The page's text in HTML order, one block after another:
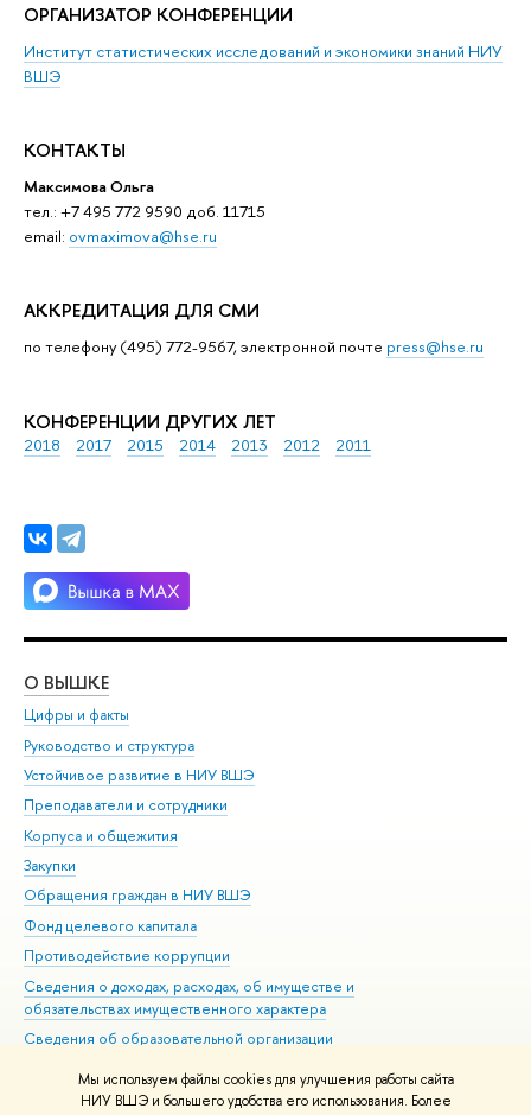
Мы используем файлы cookies для улучшения работы сайта
НИУ ВШЭ и большего удобства его использования. Более
ОРГАНИЗАТОР КОНФЕРЕНЦИИ
Институт статистических исследований и экономики знаний НИУ
ВШЭ
КОНТАКТЫ
Максимова Ольга
тел.: +7 495 772 9590 доб. 11715
email: ovmaximova@hse.ru
АККРЕДИТАЦИЯ ДЛЯ СМИ
по телефону (495) 772-9567, электронной почте press@hse.ru
КОНФЕРЕНЦИИ ДРУГИХ ЛЕТ
2018 2017 2015 2014 2013 2012 2011
О ВЫШКЕ
Цифры и факты
Руководство и структура
Устойчивое развитие в НИУ ВШЭ
Преподаватели и сотрудники
Корпуса и общежития
Закупки
Обращения граждан в НИУ ВШЭ
Фонд целевого капитала
Противодействие коррупции
Сведения о доходах, расходах, об имуществе и
обязательствах имущественного характера
Сведения об образовательной организации
Людям с ограниченными возможностями здоровья
Единая платежная страница